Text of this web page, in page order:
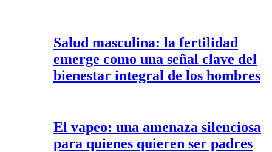
Salud masculina: la fertilidad
emerge como una señal clave del
bienestar integral de los hombres
El vapeo: una amenaza silenciosa
para quienes quieren ser padres